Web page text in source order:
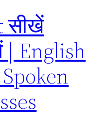
सीखें
| English